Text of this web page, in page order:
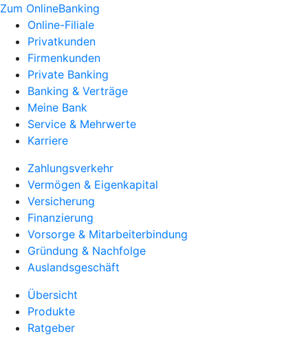
Zum OnlineBanking
Online-Filiale
Privatkunden
Firmenkunden
Private Banking
Banking & Verträge
Meine Bank
Service & Mehrwerte
Karriere
Zahlungsverkehr
Vermögen & Eigenkapital
Versicherung
Finanzierung
Vorsorge & Mitarbeiterbindung
Gründung & Nachfolge
Auslandsgeschäft
Übersicht
Produkte
Ratgeber